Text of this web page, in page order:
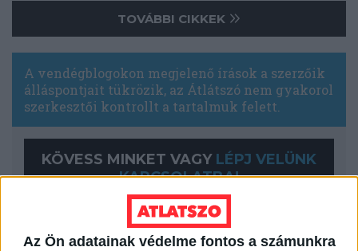
Az Ön adatainak védelme fontos a számunkra
TOVÁBBI CIKKEK
A vendégblogokon megjelenő írások a szerzőik
álláspontjait tükrözik, az Átlátszó nem gyakorol
szerkesztői kontrollt a tartalmuk felett.
KÖVESS MINKET VAGY LÉPJ VELÜNK
KAPCSOLATBA!